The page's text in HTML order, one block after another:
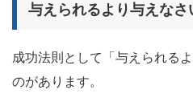
与えられるより与えなさ
成功法則として「与えられる
のがあります。